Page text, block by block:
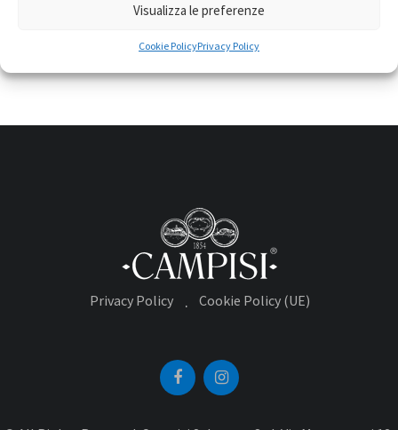
Visualizza le preferenze
Cookie PolicyPrivacy Policy
Redazione 0 Like
Privacy Policy Cookie Policy (UE)